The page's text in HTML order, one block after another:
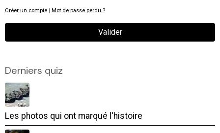
Créer un compte Mot de passe perdu ?
Valider
Derniers quiz
Les photos qui ont marqué l'histoire